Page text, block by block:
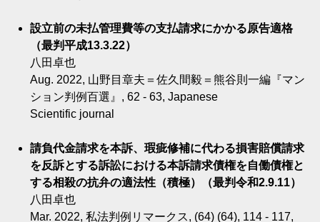
設立前の未払管理費等の支払請求にかかる原告適格
（最判平成13.3.22）
八田卓也
Aug. 2022, 山野目章夫＝佐久間毅＝熊谷則一編『マン
ション判例百選』, 62 - 63, Japanese
Scientific journal
請負代金請求を本訴、瑕疵修補に代わる損害賠償請求
を反訴とする訴訟における本訴請求債権を自働債権と
する相殺の抗弁の適法性（積極）（最判令和2.9.11）
八田卓也
Mar. 2022, 私法判例リマークス, (64) (64), 114 - 117,